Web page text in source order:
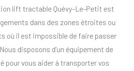
lift tractable Quévy-Le-Petit est
dans des zones étroites ou
où il est impossible de faire passer
disposons d’un équipement de
pour vous aider à transporter vos